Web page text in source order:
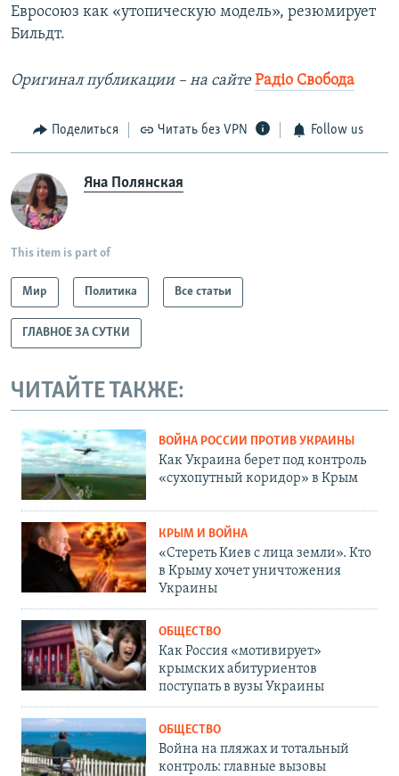
Евросоюз как «утопическую модель», резюмирует
Бильдт.
Оригинал публикации – на сайте Радіо Свобода
Поделиться Читать без VPN Follow us
Яна Полянская
This item is part of
Мир Политика Все статьи
ГЛАВНОЕ ЗА СУТКИ
ЧИТАЙТЕ ТАКЖЕ:
ВОЙНА РОССИИ ПРОТИВ УКРАИНЫ
Как Украина берет под контроль
«сухопутный коридор» в Крым
КРЫМ И ВОЙНА
«Стереть Киев с лица земли». Кто
в Крыму хочет уничтожения
Украины
ОБЩЕСТВО
Как Россия «мотивирует»
крымских абитуриентов
поступать в вузы Украины
ОБЩЕСТВО
Война на пляжах и тотальный
контроль: главные вызовы